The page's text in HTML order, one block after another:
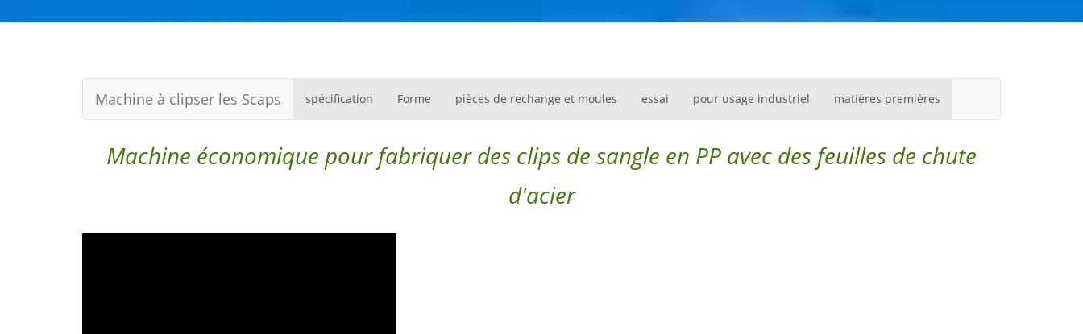
Machine à clipser les Scaps spécification Forme pièces de rechange et moules essai pour usage industriel matières premières
Machine économique pour fabriquer des clips de sangle en PP avec des feuilles de chute
d'acier